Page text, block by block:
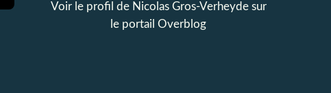
Voir le profil de Nicolas Gros-Verheydesur
le portail Overblog